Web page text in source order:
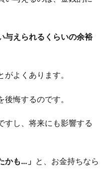
与えられるくらいの余裕
よくあります。
悔するのです。
すし、将来にも影響する
かも…」 と、お金持ちなら